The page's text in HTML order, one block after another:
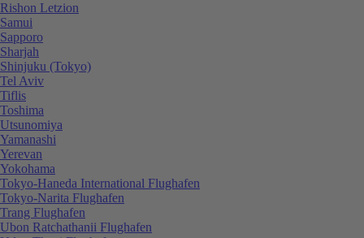
Rishon Letzion
Samui
Sapporo
Sharjah
Shinjuku (Tokyo)
Tel Aviv
Tiflis
Toshima
Utsunomiya
Yamanashi
Yerevan
Yokohama
Tokyo-Haneda International Flughafen
Tokyo-Narita Flughafen
Trang Flughafen
Ubon Ratchathanii Flughafen